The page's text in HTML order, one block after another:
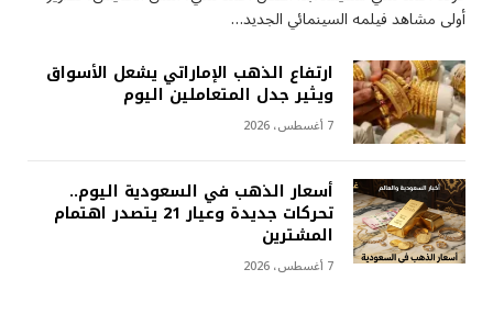
أولى مشاهد فيلمه السينمائي الجديد…
ارتفاع الذهب الإماراتي يشعل الأسواق
ويثير جدل المتعاملين اليوم
7 أغسطس، 2026
أسعار الذهب في السعودية اليوم..
تحركات جديدة وعيار 21 يتصدر اهتمام
المشترين
7 أغسطس، 2026